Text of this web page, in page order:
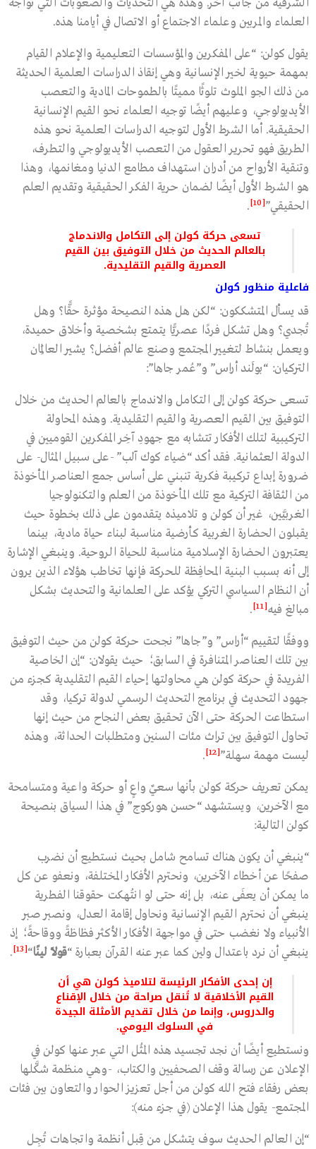
الشرقية من جانب آخر. وهذه هي التحديات والصعوبات التي تواجه
العلماء والمربين وعلماء الاجتماع أو الاتصال في أيامنا هذه.
يقول كولن: “على المفكرين والمؤسسات التعليمية والإعلام القيام
بمهمة حيوية لخير الإنسانية وهي إنقاذ الدراسات العلمية الحديثة
من ذلك الجو الملوث تلوثًا مميتًا بالطموحات المادية والتعصب
الأيديولوجي، وعليهم أيضًا توجيه العلماء نحو القيم الإنسانية
الحقيقية. أما الشرط الأول لتوجيه الدراسات العلمية نحو هذه
الطريق فهو تحرير العقول من التعصب الأيديولوجي والتطرف،
وتنقية الأرواح من أدران استهداف مطامع الدنيا ومغانمها، وهذا
هو الشرط الأول أيضًا لضمان حرية الفكر الحقيقية وتقديم العلم
الحقيقي”[10]
.
تسعى حركة كولن إلى التكامل والاندماج
بالعالم الحديث من خلال التوفيق بين القيم
العصرية والقيم التقليدية.
فاعلية منظور كولن
قد يسأل المتشككون: “لكن هل هذه النصيحة مؤثرة حقًّا؟ وهل
تُجدي؟ وهل تشكل فردًا عصريًّا يتمتع بشخصية وأخلاق حميدة،
ويعمل بنشاط لتغيير المجتمع وصنع عالم أفضل؟ يشير العالِمَان
التركيان: “بولَند أراس” و”عُمر جاها”:
تسعى حركة كولن إلى التكامل والاندماج بالعالم الحديث من خلال
التوفيق بين القيم العصرية والقيم التقليدية. وهذه المحاولة
التركيبية لتلك الأفكار تتشابه مع جهودِ آخِر المفكرين القوميين في
الدولة العثمانية. فقد أكد “ضياء كوك آلب” -على سبيل المثال- على
ضرورة إبداع تركيبة فكرية تنبني على أساس جمع العناصر المأخوذة
من الثقافة التركية مع تلك المأخوذة من العلم والتكنولوجيا
الغربيَّين، غير أن كولن و تلاميذه يتقدمون على ذلك بخطوة حيث
يقبلون الحضارة الغربية كأرضية مناسبة لبناء حياة مادية، بينما
يعتبرون الحضارة الإسلامية مناسبة للحياة الروحية. وينبغي الإشارة
إلى أنه بسبب البنية المحافِظة للحركة فإنها تخاطب هؤلاء الذين يرون
أن النظام السياسي التركي يؤكد على العلمانية والتحديث بشكل
مبالغ فيه[11]
.
ووفقًا لتقييم “أراس” و”جاها” نجحت حركة كولن من حيث التوفيق
بين تلك العناصر المتنافرة في السابق؛ حيث يقولان: “إن الخاصية
الفريدة في حركة كولن هي محاولتها إحياء القيم التقليدية كجزء من
جهود التحديث في برنامج التحديث الرسمي لدولة تركيا، وقد
استطاعت الحركة حتى الآن تحقيق بعض النجاح من حيث إنها
تحاول التوفيق بين تراث مئات السنين ومتطلبات الحداثة، وهذه
ليست مهمة سهلة”[12]
.
يمكن تعريف حركة كولن بأنها سعيٌ واعٍ أو حركة واعية ومتسامحة
مع الآخرين، ويستشهد “حسن هوركوج” في هذا السياق بنصيحة
كولن التالية:
“ينبغي أن يكون هناك تسامح شامل بحيث نستطيع أن نضرب
صفحًا عن أخطاء الآخرين، ونحترم الأفكار المختلفة، ونعفو عن كل
ما يمكن أن يعفَى عنه، بل إنه حتى لو انتُهكت حقوقنا الفطرية
ينبغي أن نحترم القيم الإنسانية ونحاول إقامة العدل، ونصبر صبر
الأنبياء ولا نغضب حتى في مواجهة الأفكار الأكثر فظاظةً ووقاحةً؛ إذ
ينبغي أن نرد باعتدال ولين كما عبر عنه القرآن بعبارة “قولًا لينًا“
[13]
.
إن إحدى الأفكار الرئيسة لتلاميذ كولن هي أن
القيم الأخلاقية لا تُنقل صراحة من خلال الإقناع
والدروس، وإنما من خلال تقديم الأمثلة الجيدة
في السلوك اليومي.
ونستطيع أيضًا أن نجد تجسيد هذه المثُل التي عبر عنها كولن في
الإعلان عن رسالة وقف الصحفيين والكتاب، -وهي منظمة شكَّلها
بعض رفقاء فتح الله كولن من أجل تعزيز الحوار والتعاون بين فئات
المجتمع- يقول هذا الإعلان (في جزء منه):
“إن العالم الحديث سوف يتشكل من قِبل أنظمة واتجاهات تُجِل